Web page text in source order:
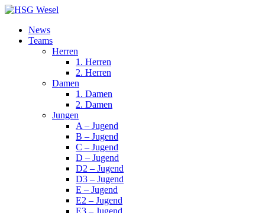
News
Teams
Herren
1. Herren
2. Herren
Damen
1. Damen
2. Damen
Jungen
A – Jugend
B – Jugend
C – Jugend
D – Jugend
D2 – Jugend
D3 – Jugend
E – Jugend
E2 – Jugend
E3 – Jugend